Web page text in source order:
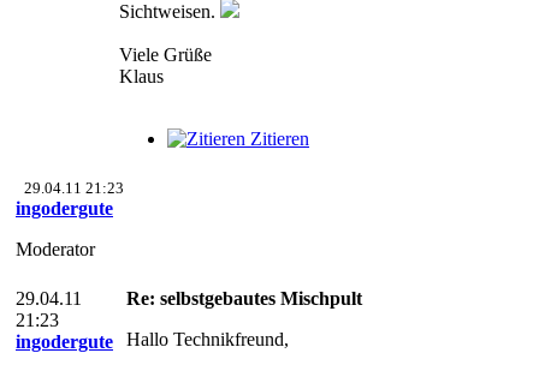
Sichtweisen.
Viele Grüße
Klaus
Zitieren
29.04.11 21:23
ingodergute
Moderator
29.04.11
21:23
ingodergute
Re: selbstgebautes Mischpult
Hallo Technikfreund,